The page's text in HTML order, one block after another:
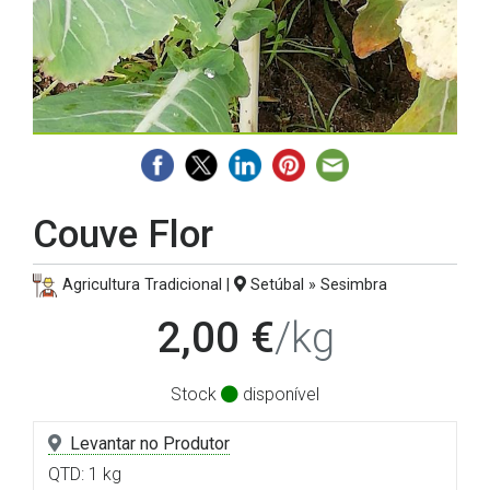
Couve Flor
Agricultura Tradicional | Setúbal » Sesimbra
2,00 €/kg
Stock disponível
Levantar no Produtor
QTD: 1 kg